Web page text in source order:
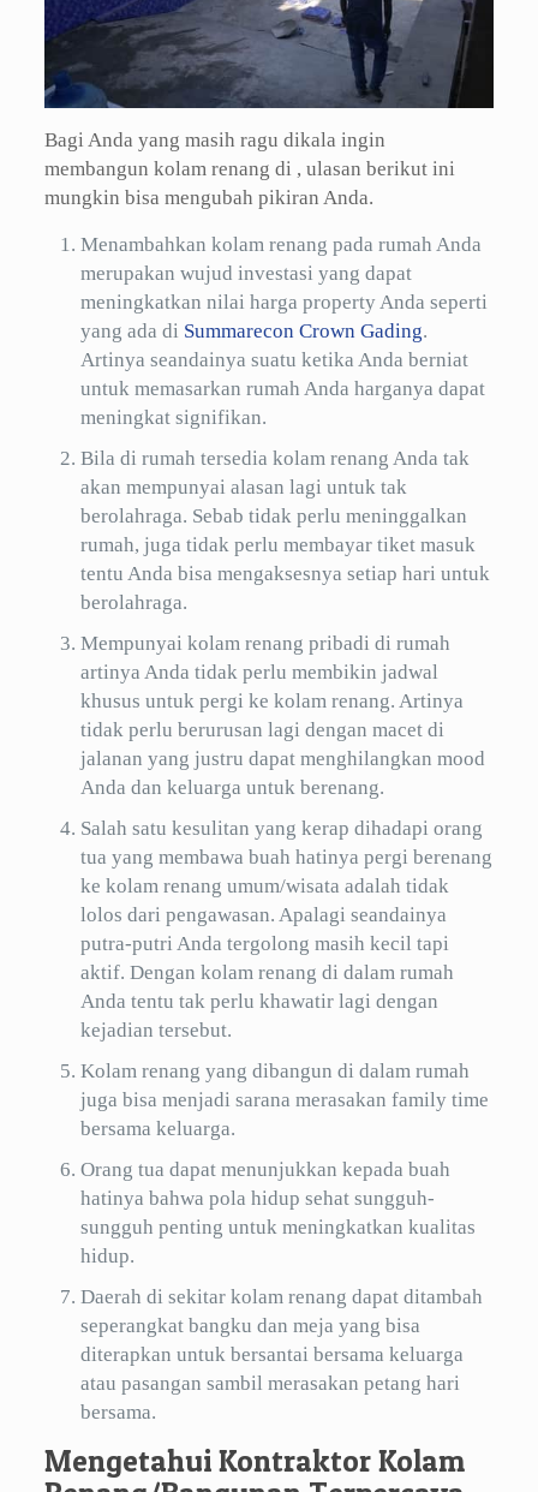
Bagi Anda yang masih ragu dikala ingin
membangun kolam renang di , ulasan berikut ini
mungkin bisa mengubah pikiran Anda.
Menambahkan kolam renang pada rumah Anda
merupakan wujud investasi yang dapat
meningkatkan nilai harga property Anda seperti
yang ada di Summarecon Crown Gading.
Artinya seandainya suatu ketika Anda berniat
untuk memasarkan rumah Anda harganya dapat
meningkat signifikan.
Bila di rumah tersedia kolam renang Anda tak
akan mempunyai alasan lagi untuk tak
berolahraga. Sebab tidak perlu meninggalkan
rumah, juga tidak perlu membayar tiket masuk
tentu Anda bisa mengaksesnya setiap hari untuk
berolahraga.
Mempunyai kolam renang pribadi di rumah
artinya Anda tidak perlu membikin jadwal
khusus untuk pergi ke kolam renang. Artinya
tidak perlu berurusan lagi dengan macet di
jalanan yang justru dapat menghilangkan mood
Anda dan keluarga untuk berenang.
Salah satu kesulitan yang kerap dihadapi orang
tua yang membawa buah hatinya pergi berenang
ke kolam renang umum/wisata adalah tidak
lolos dari pengawasan. Apalagi seandainya
putra-putri Anda tergolong masih kecil tapi
aktif. Dengan kolam renang di dalam rumah
Anda tentu tak perlu khawatir lagi dengan
kejadian tersebut.
Kolam renang yang dibangun di dalam rumah
juga bisa menjadi sarana merasakan family time
bersama keluarga.
Orang tua dapat menunjukkan kepada buah
hatinya bahwa pola hidup sehat sungguh-
sungguh penting untuk meningkatkan kualitas
hidup.
Daerah di sekitar kolam renang dapat ditambah
seperangkat bangku dan meja yang bisa
diterapkan untuk bersantai bersama keluarga
atau pasangan sambil merasakan petang hari
bersama.
Mengetahui Kontraktor Kolam